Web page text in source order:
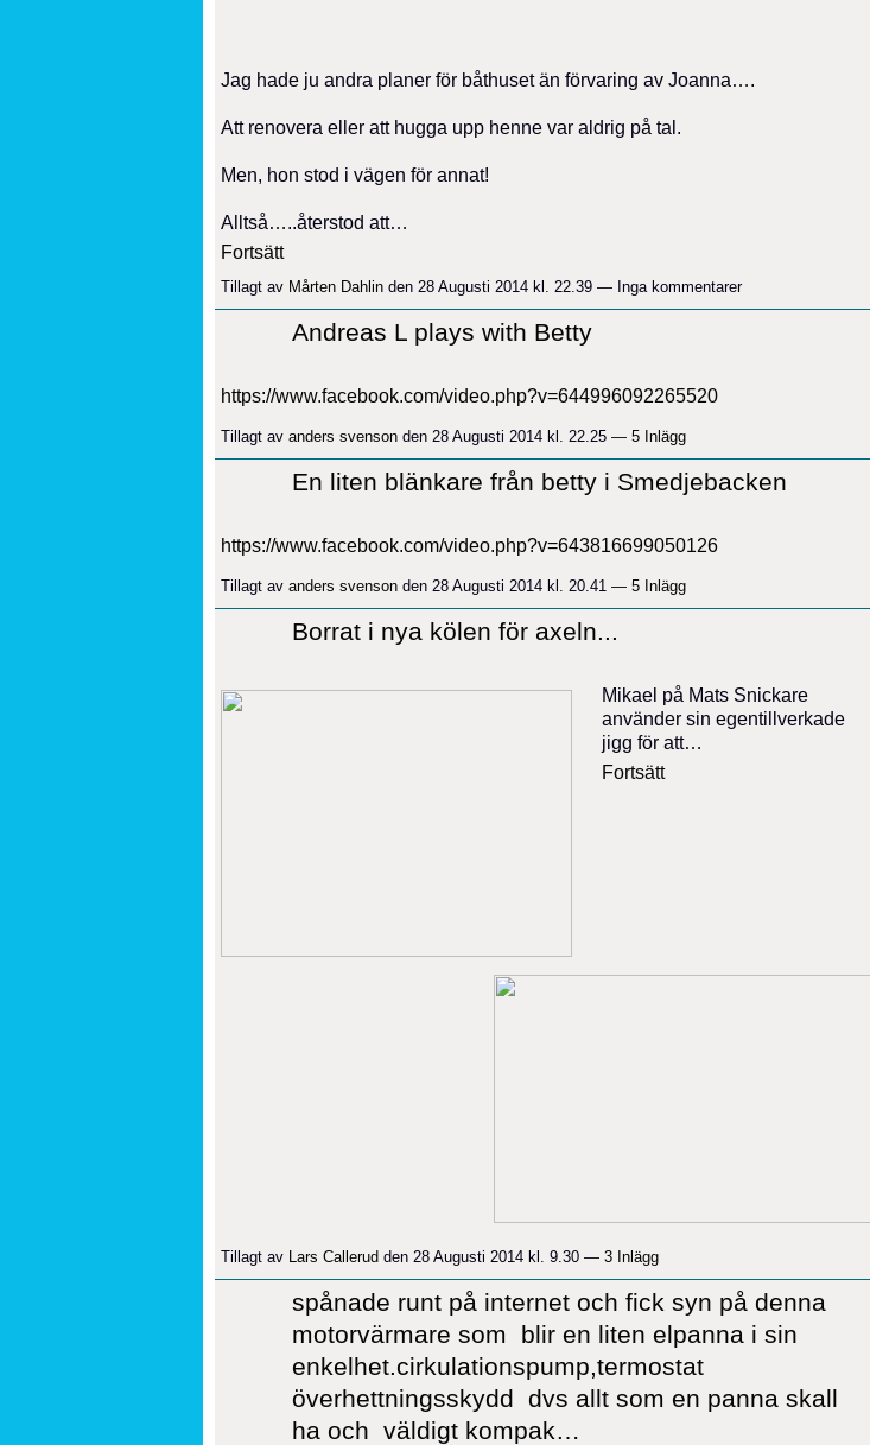
Jag hade ju andra planer för båthuset än förvaring av Joanna….
Att renovera eller att hugga upp henne var aldrig på tal.
Men, hon stod i vägen för annat!
Alltså…..återstod att…
Fortsätt
Tillagt av Mårten Dahlin den 28 Augusti 2014 kl. 22.39 — Inga kommentarer
Andreas L plays with Betty
https://www.facebook.com/video.php?v=644996092265520
Tillagt av anders svenson den 28 Augusti 2014 kl. 22.25 — 5 Inlägg
En liten blänkare från betty i Smedjebacken
https://www.facebook.com/video.php?v=643816699050126
Tillagt av anders svenson den 28 Augusti 2014 kl. 20.41 — 5 Inlägg
Borrat i nya kölen för axeln...
Mikael på Mats Snickare
använder sin egentillverkade
jigg för att…
Fortsätt
Tillagt av Lars Callerud den 28 Augusti 2014 kl. 9.30 — 3 Inlägg
spånade runt på internet och fick syn på denna
motorvärmare som blir en liten elpanna i sin
enkelhet.cirkulationspump,termostat
överhettningsskydd dvs allt som en panna skall
ha och väldigt kompak…